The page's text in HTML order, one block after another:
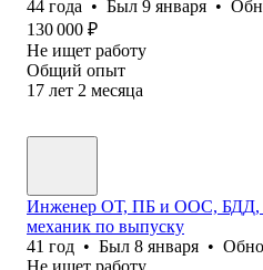
44 года • Был 9 января •
130 000 ₽
Не ищет работу
Общий опыт
17 лет 2 месяца
Инженер ОТ, ПБ и ООС, БДД,
механик по выпуску
41 год • Был 8 января •
Не ищет работу